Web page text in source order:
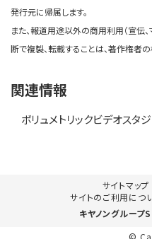
発行元に帰属します。
また、報道用途以外の商用利用（宣伝、
断で複製、転載することは、著作権者
関連情報
ボリュメトリックビデオスタ
サイトマップ
サイトのご利用につ
キヤノングループ
©